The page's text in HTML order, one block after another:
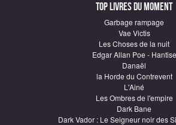
Top Livres du moment
Garbage rampage
Vae Victis
Les Choses de la nuit
Edgar Allan Poe - Hantise
Danaël
la Horde du Contrevent
L'Ainé
Les Ombres de l'empire
Dark Bane
Dark Vador : Le Seigneur noir des